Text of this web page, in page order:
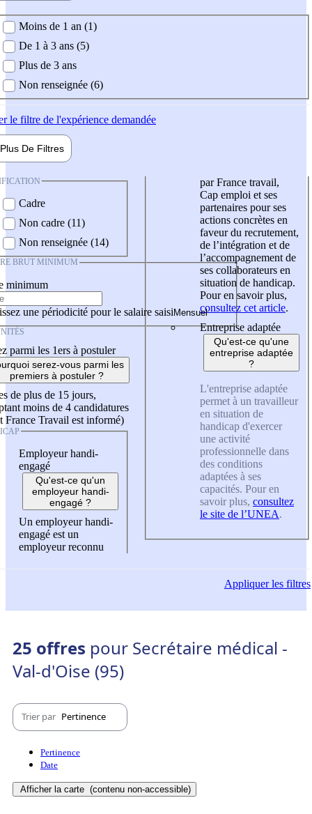
demandée
Moins de 1 an (1)
De 1 à 3 ans (5)
Plus de 3 ans
Non renseignée (6)
le filtre de l'expérience demandée
Plus De Filtres
Cadre
Non cadre (11)
Non renseignée (14)
BRUT MINIMUM
minimum
une périodicité pour le salaire saisi
parmi les 1ers à postuler
serez-vous parmi les
premiers à postuler ?
de plus de 15 jours,
moins de 4 candidatures
France Travail est informé)
Employeur handi-
engagé
Qu'est-ce qu'un
employeur handi-
engagé ?
Un employeur handi-
engagé est un
employeur reconnu
par France travail,
Cap emploi et ses
partenaires pour ses
actions concrètes en
faveur du recrutement,
de l’intégration et de
l’accompagnement de
ses collaborateurs en
situation de handicap.
Pour en savoir plus,
consultez cet article.
Entreprise adaptée
Qu'est-ce qu'une
entreprise adaptée
?
L'entreprise adaptée
permet à un travailleur
en situation de
handicap d'exercer
une activité
professionnelle dans
des conditions
adaptées à ses
capacités. Pour en
savoir plus, consultez
le site de l’UNEA.
Appliquerles filtres
25 offres pour Secrétaire médical -
Val-d'Oise (95)
Trier par Pertinence
Pertinence
Date
Afficher la carte (contenu non-accessible)